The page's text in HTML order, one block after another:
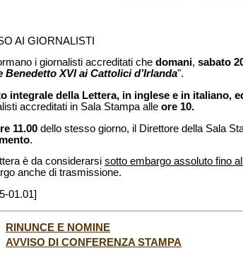
AI GIORNALISTI
i giornalisti accreditati che domani, sabato
Benedetto XVI ai Cattolici d’Irlanda".
integrale della Lettera, in inglese e in italiano,
accreditati in Sala Stampa alle ore 10.
11.00 dello stesso giorno, il Direttore della Sala
.
è da considerarsi sotto embargo assoluto fino
anche di trasmissione.
01.01]
RINUNCE E NOMINE
AVVISO DI CONFERENZA STAMPA